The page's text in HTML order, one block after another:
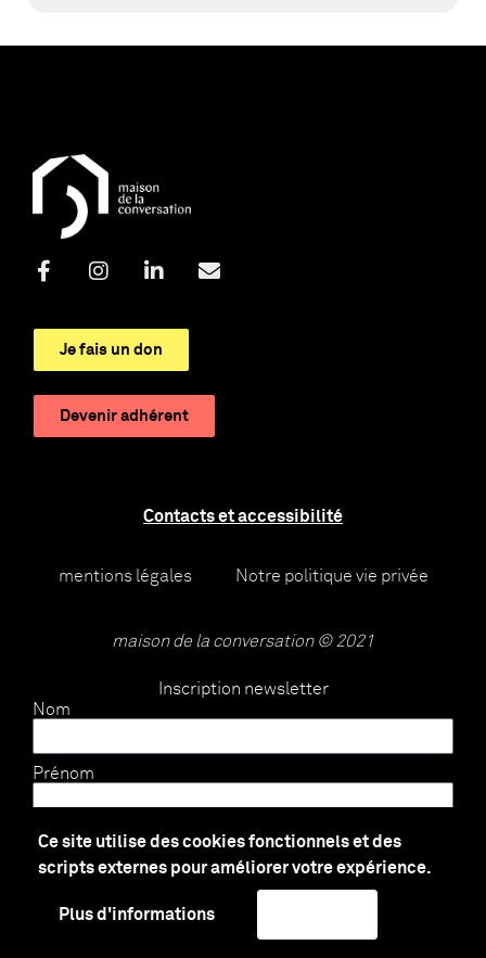
Ce site utilise des cookies fonctionnels et des
scripts externes pour améliorer votre expérience.
Plus d'informations
Je fais un don
Devenir adhérent
Contacts et accessibilité
mentions légales Notre politique vie privée
maison de la conversation © 2021
Inscription newsletter
Nom
Prénom
E-mail